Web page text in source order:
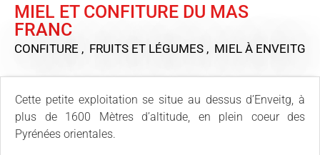
MIEL ET CONFITURE DU MAS
FRANC
CONFITURE , FRUITS ET LÉGUMES , MIEL À ENVEITG
Cette petite exploitation se situe au dessus d’Enveitg, à
plus de 1600 Mètres d’altitude, en plein coeur des
Pyrénées orientales.